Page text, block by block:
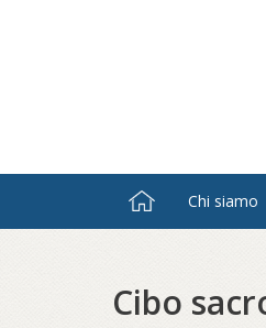
Chi siamo
Cibo